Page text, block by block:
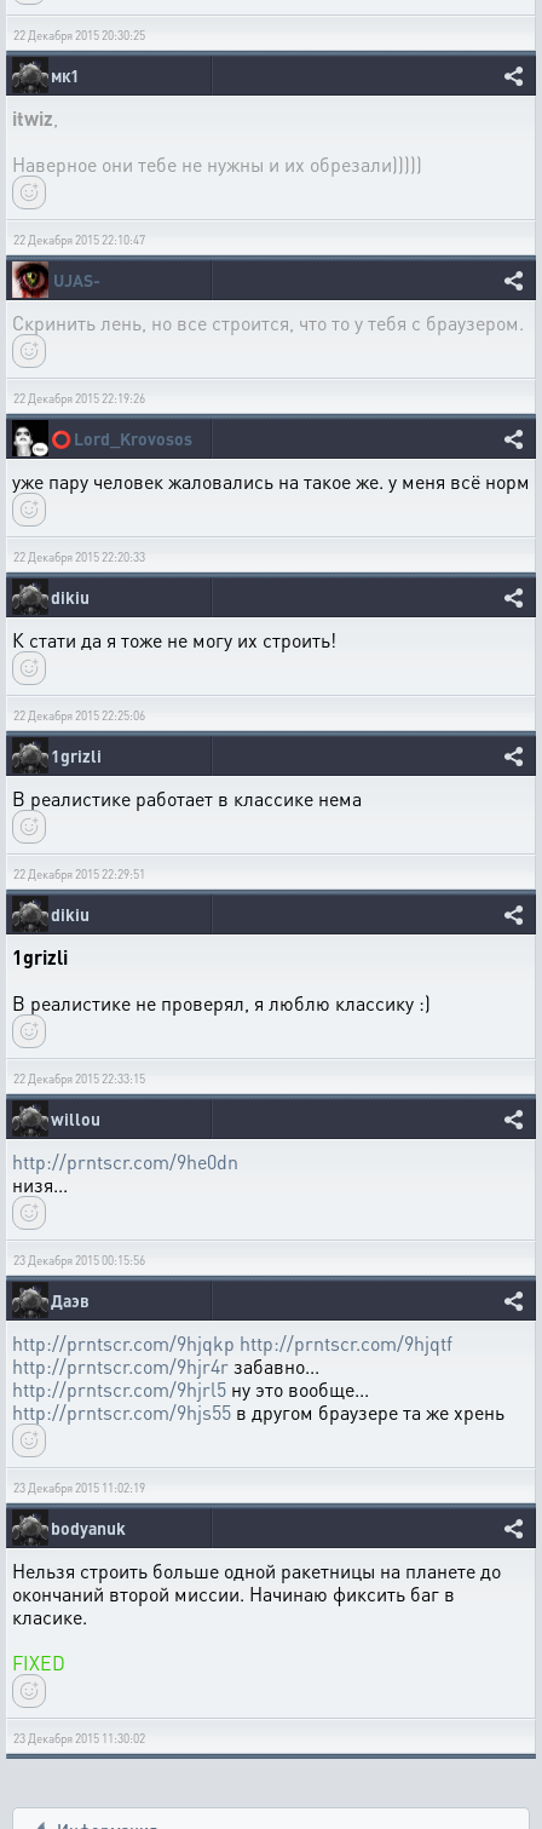
22 Декабря 2015 20:30:25
мк1
itwiz,
Наверное они тебе не нужны и их обрезали)))))
22 Декабря 2015 22:10:47
UJAS-
Скринить лень, но все строится, что то у тебя с браузером.
22 Декабря 2015 22:19:26
⭕Lord_Krovosos
уже пару человек жаловались на такое же. у меня всё норм
22 Декабря 2015 22:20:33
dikiu
К стати да я тоже не могу их строить!
22 Декабря 2015 22:25:06
1grizli
В реалистике работает в классике нема
22 Декабря 2015 22:29:51
dikiu
1grizli
В реалистике не проверял, я люблю классику :)
22 Декабря 2015 22:33:15
willou
http://prntscr.com/9he0dn
низя...
23 Декабря 2015 00:15:56
Даэв
http://prntscr.com/9hjqkp http://prntscr.com/9hjqtf
http://prntscr.com/9hjr4rзабавно...
http://prntscr.com/9hjrl5 ну это вообще...
http://prntscr.com/9hjs55 в другом браузере та же хрень
23 Декабря 2015 11:02:19
bodyanuk
Нельзя строить больше одной ракетницы на планете до
окончаний второй миссии. Начинаю фиксить баг в
класике.
FIXED
23 Декабря 2015 11:30:02